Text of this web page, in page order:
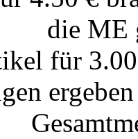
die ME
für